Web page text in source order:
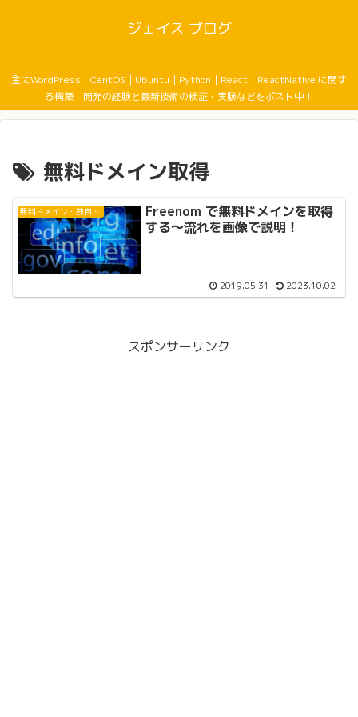
ジェイス ブログ
主にWordPress｜CentOS｜Ubuntu｜Python｜React｜ReactNative に関す
る構築・開発の経験と最新技術の検証・実験などをポスト中！
無料ドメイン取得
無料ドメイン・独自ドメイン
Freenom で無料ドメインを取得
する〜流れを画像で説明！
2019.05.31 2023.10.02
スポンサーリンク